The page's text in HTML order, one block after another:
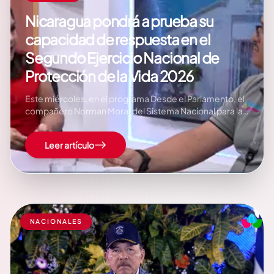
Nicaragua pondrá a prueba su
capacidad de respuesta en el
Segundo Ejercicio Nacional de
Protección de la Vida 2026
Este miércoles, en el programa Desde el Parlamento, el
compañero Norman Mora, del Sistema Nacional para la
Prevención, Mitigación y Atención de Desastres
(SINAPRED), destacó la importancia del Segundo
Ejercicio Nacional de Preparación para Proteger la Vida
en Situaciones Multiamenazas, que se realizará este
jueves 25 de junio a…
Leer artículo
NACIONALES